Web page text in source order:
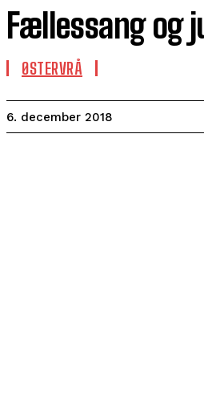
Fællessang og
ØSTERVRÅ
6. december 2018